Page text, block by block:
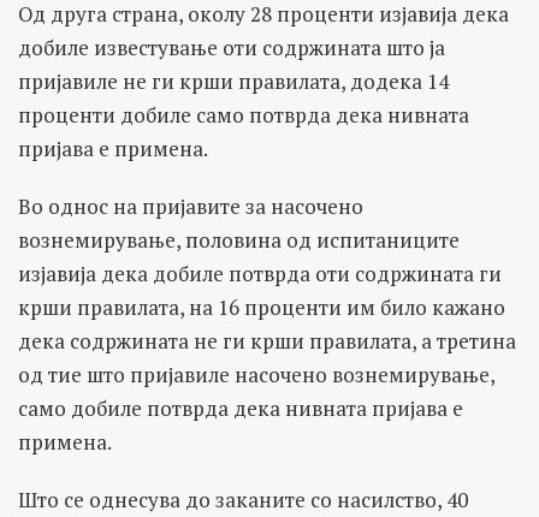
Од друга страна, околу 28 проценти изјавија дека
добиле известување оти содржината што ја
пријавиле не ги крши правилата, додека 14
проценти добиле само потврда дека нивната
пријава е примена.
Во однос на пријавите за насочено
вознемирување, половина од испитаниците
изјавија дека добиле потврда оти содржината ги
крши правилата, на 16 проценти им било кажано
дека содржината не ги крши правилата, а третина
од тие што пријавиле насочено вознемирување,
само добиле потврда дека нивната пријава е
примена.
Што се однесува до заканите со насилство, 40